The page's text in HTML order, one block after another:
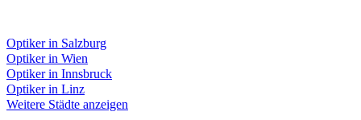
Optiker in Salzburg
Optiker in Wien
Optiker in Innsbruck
Optiker in Linz
Weitere Städte anzeigen